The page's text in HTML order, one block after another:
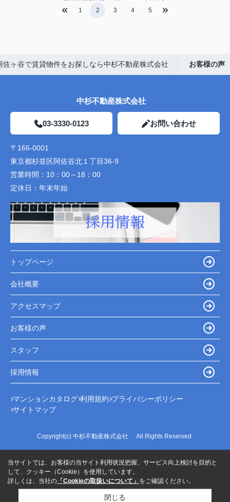
1 2 3 4 5
佐ヶ谷で賃貸物件をお探しなら中杉不動産株式会社 お客様の声
中杉不動産株式会社
03-3330-0123 お問い合わせ
〒166-0001
東京都杉並区阿佐谷北１丁目36-9
営業時間： 10：00～18：00
定休日： 年末年始
トップページ
会社概要
アクセスマップ
お客様の声
スタッフ
採用情報
マンションカタログ 利用規約 プライバシーポリシー
サイトマップ
Copyright(c) 中杉不動産株式会社 All Rights Reserved.
当サイトでは、お客様の当サイト利用状況把握、サービス向上検討を目的と
して、クッキー（Cookie）を使用しています。
詳しくは、当社の 「Cookieの取扱いについて」 をご確認ください。
閉じる